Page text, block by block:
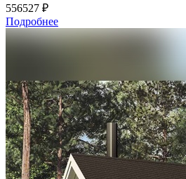
556527 ₽
Подробнее